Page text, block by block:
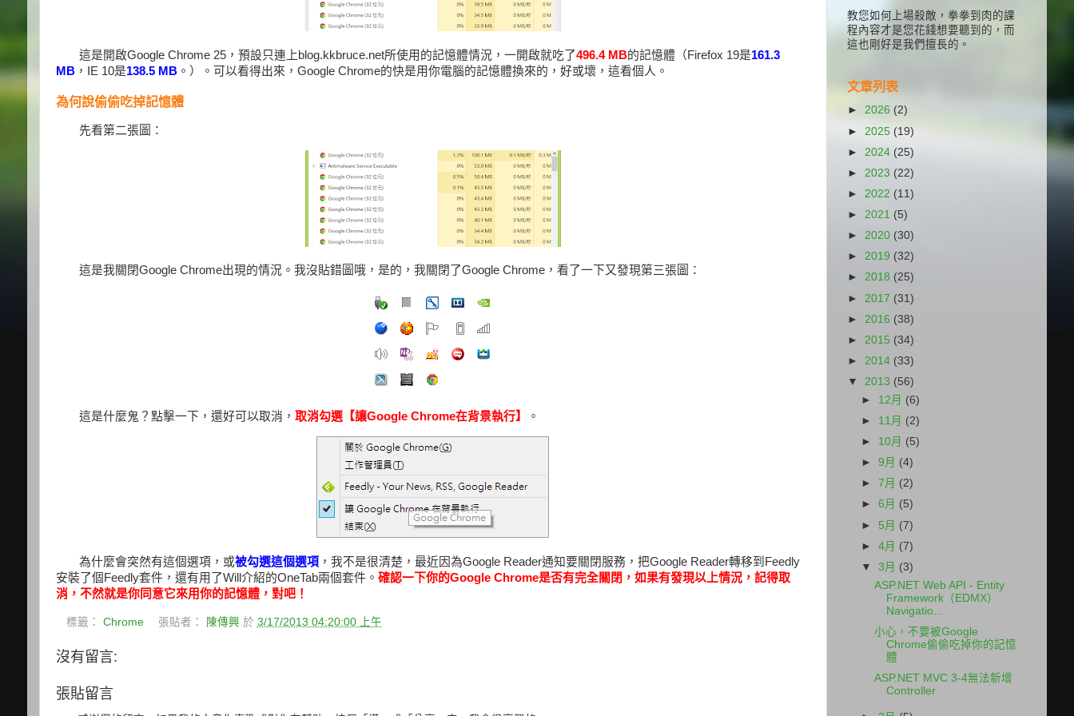
這是開啟Google Chrome 25，預設只連上blog.kkbruce.net所使用的記憶體情況，一開啟就吃了496.4 MB的記憶體（Firefox 19是161.3
MB，IE 10是138.5 MB。）。可以看得出來，Google Chrome的快是用你電腦的記憶體換來的，好或壞，這看個人。
為何說偷偷吃掉記憶體
先看第二張圖：
這是我關閉Google Chrome出現的情況。我沒貼錯圖哦，是的，我關閉了Google Chrome，看了一下又發現第三張圖：
這是什麼鬼？點擊一下，還好可以取消，取消勾選【讓Google Chrome在背景執行】 。
為什麼會突然有這個選項，或被勾選這個選項 ，我不是很清楚，最近因為Google Reader通知要關閉服務，把Google Reader轉移到Feedly
安裝了個Feedly套件，還有用了Will介紹的OneTab兩個套件。 確認一下你的Google Chrome是否有完全關閉，如果有發現以上情況，記得取
消，不然就是你同意它來用你的記憶體，對吧！
標籤：Chrome 張貼者： 陳傳興 於 3/17/2013 04:20:00 上午
沒有留言:
張貼留言
教您如何上場殺敵，拳拳到肉的課
程內容才是您花錢想要聽到的，而
這也剛好是我們擅長的。
文章列表
►2026 (2)
► 2025 (19)
► 2024 (25)
► 2023 (22)
► 2022 (11)
►2021 (5)
►2020 (30)
►2019 (32)
►2018 (25)
► 2017 (31)
► 2016 (38)
► 2015 (34)
► 2014 (33)
▼2013 (56)
► 12月 (6)
► 11月 (2)
► 10月 (5)
► 9月 (4)
► 7月 (2)
► 6月 (5)
► 5月 (7)
► 4月 (7)
▼ 3月 (3)
ASP.NET Web API - Entity
Framework（EDMX）
Navigatio...
小心，不要被Google
Chrome偷偷吃掉你的記憶
體
ASP.NET MVC 3-4無法新增
Controller